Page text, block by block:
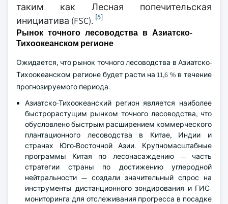
таким как Лесная попечительская
инициатива (FSC). [5]
Рынок точного лесоводства в Азиатско-
Тихоокеанском регионе
Ожидается, что рынок точного лесоводства в Азиатско-
Тихоокеанском регионе будет расти на 11,6 % в течение
прогнозируемого периода.
Азиатско-Тихоокеанский регион является наиболее
быстрорастущим рынком точного лесоводства, что
обусловлено быстрым расширением коммерческого
плантационного лесоводства в Китае, Индии и
странах Юго-Восточной Азии. Крупномасштабные
программы Китая по лесонасаждению — часть
стратегии страны по достижению углеродной
нейтральности — создали значительный спрос на
инструменты дистанционного зондирования и ГИС-
мониторинга для отслеживания прогресса в посадке